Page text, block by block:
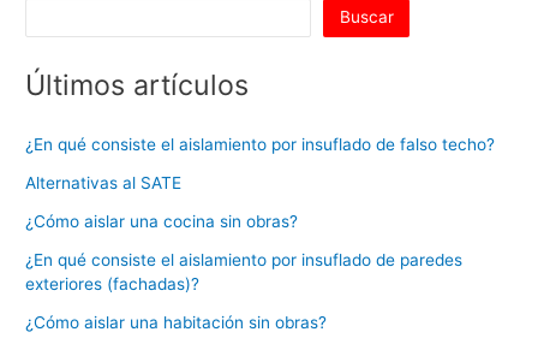
Buscar
Últimos artículos
¿En qué consiste el aislamiento por insuflado de falso techo?
Alternativas al SATE
¿Cómo aislar una cocina sin obras?
¿En qué consiste el aislamiento por insuflado de paredes
exteriores (fachadas)?
¿Cómo aislar una habitación sin obras?